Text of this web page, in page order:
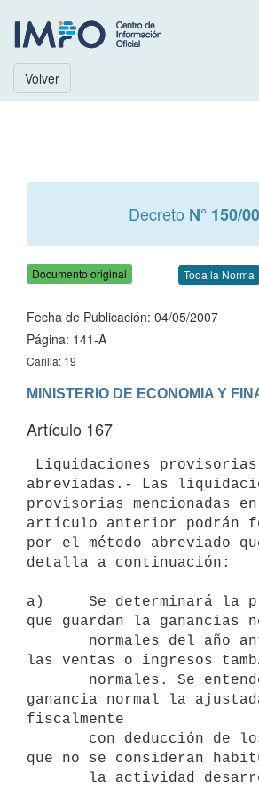
Volver
Decreto N° 150/
Documento original Toda la Norma
Fecha de Publicación: 04/05/2007
Página: 141-A
Carilla: 19
Artículo 167
abreviadas.- Las
provisorias mencionadas
artículo anterior podrán
por el método abreviado
detalla a continuación:
a)     Se determinará la
que guardan la ganancias
las ventas o ingresos
ganancia normal la
fiscalmente
que no se consideran